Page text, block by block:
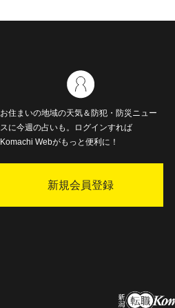
お住まいの地域の天気＆防犯・防災ニュー
スに今週の占いも。ログインすれば
Komachi Webがもっと便利に！
新規会員登録